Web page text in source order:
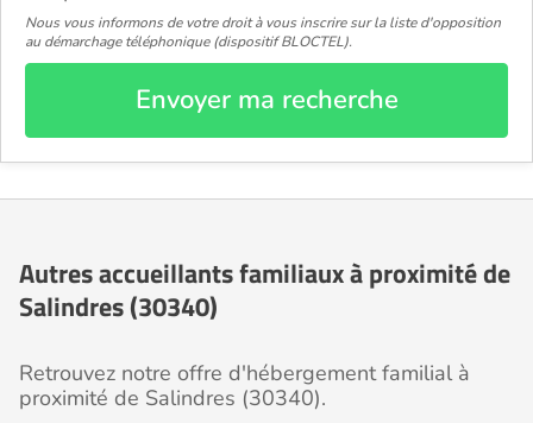
Nous vous informons de votre droit à vous inscrire sur la liste d'opposition
au démarchage téléphonique (dispositif BLOCTEL).
Envoyer ma recherche
Autres accueillants familiaux à proximité de
Salindres (30340)
Retrouvez notre offre d'hébergement familial à
proximité de Salindres (30340).